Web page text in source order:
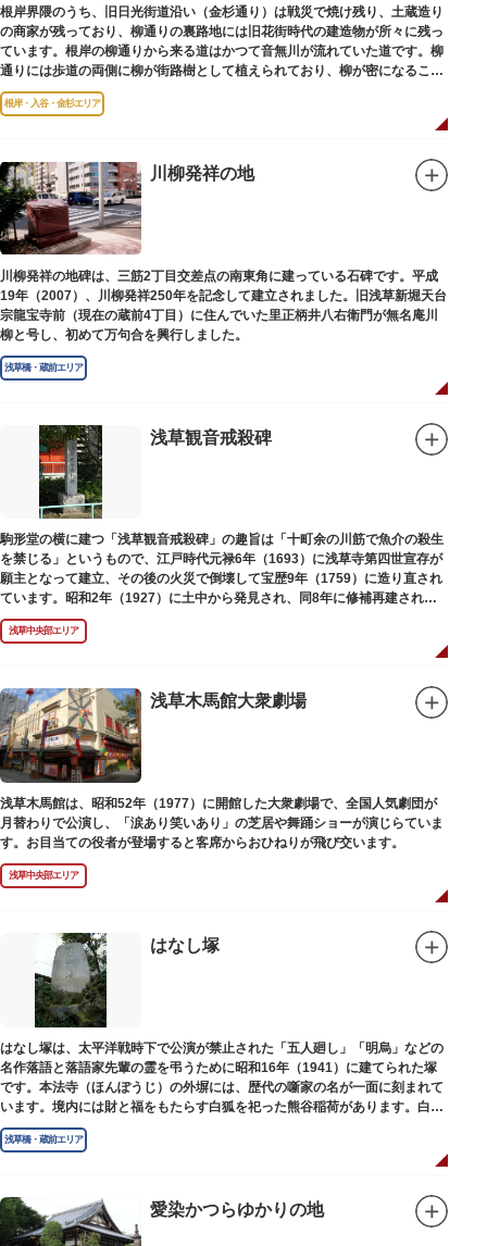
根岸界隈のうち、旧日光街道沿い（金杉通り）は戦災で焼け残り、土蔵造り
の商家が残っており、柳通りの裏路地には旧花街時代の建造物が所々に残っ
ています。根岸の柳通りから来る道はかつて音無川が流れていた道です。柳
通りには歩道の両側に柳が街路樹として植えられており、柳が密になるこの
通りがかつて花街のあった界隈です。
根岸・入谷・金杉エリア
川柳発祥の地
川柳発祥の地碑は、三筋2丁目交差点の南東角に建っている石碑です。平成
19年（2007）、川柳発祥250年を記念して建立されました。旧浅草新堀天台
宗龍宝寺前（現在の蔵前4丁目）に住んでいた里正柄井八右衛門が無名庵川
柳と号し、初めて万句合を興行しました。
浅草橋・蔵前エリア
浅草観音戒殺碑
駒形堂の横に建つ「浅草観音戒殺碑」の趣旨は「十町余の川筋で魚介の殺生
を禁じる」というもので、江戸時代元禄6年（1693）に浅草寺第四世宣存が
願主となって建立、その後の火災で倒壊して宝歴9年（1759）に造り直され
ています。昭和2年（1927）に土中から発見され、同8年に修補再建された
碑がどちらのものであるかは不明です。
浅草中央部エリア
浅草木馬館大衆劇場
浅草木馬館は、昭和52年（1977）に開館した大衆劇場で、全国人気劇団が
月替わりで公演し、「涙あり笑いあり」の芝居や舞踊ショーが演じらていま
す。お目当ての役者が登場すると客席からおひねりが飛び交います。
浅草中央部エリア
はなし塚
はなし塚は、太平洋戦時下で公演が禁止された「五人廻し」「明烏」などの
名作落語と落語家先輩の霊を弔うために昭和16年（1941）に建てられた塚
です。本法寺（ほんぽうじ）の外塀には、歴代の噺家の名が一面に刻まれて
います。境内には財と福をもたらす白狐を祀った熊谷稲荷があります。白狐
を祀った稲荷は全国に2ケ所しかない非常に珍しいものです。
浅草橋・蔵前エリア
愛染かつらゆかりの地